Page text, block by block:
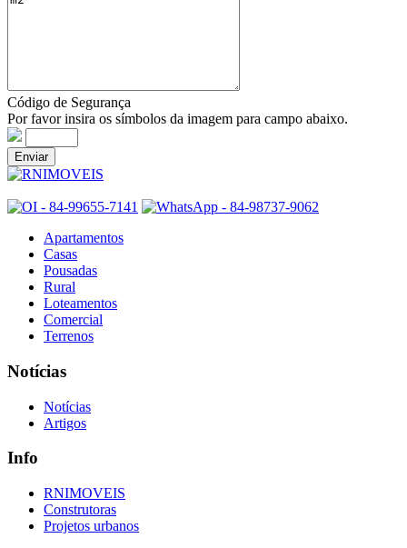
Código de Segurança
Por favor insira os símbolos da imagem para campo abaixo.
Apartamentos
Casas
Pousadas
Rural
Loteamentos
Comercial
Terrenos
Notícias
Notícias
Artigos
Info
RNIMOVEIS
Construtoras
Projetos urbanos